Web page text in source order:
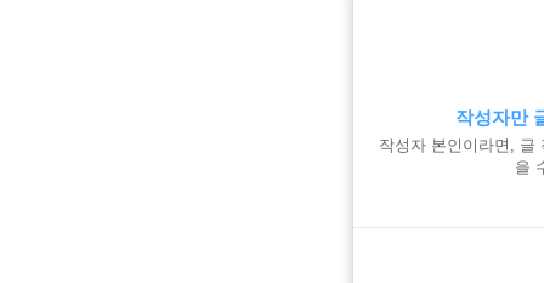
작성자만
작성자 본인이라면, 글
을